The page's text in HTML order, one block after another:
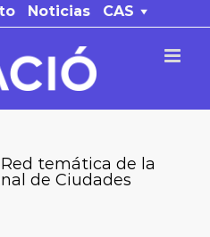
Noticias CAS
temática de la
de Ciudades